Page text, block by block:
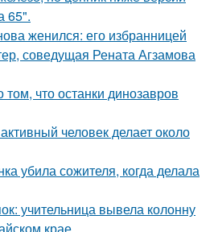
65".
женился: его избранницей
соведущая Рената Агзамова
что останки динозавров
человек делает около
убила сожителя, когда делала
учительница вывела колонну
крае.